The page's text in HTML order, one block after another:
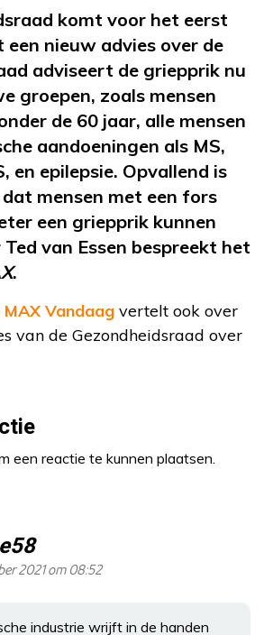
komt voor het eerst
een nieuw advies over de
adviseert de griepprik nu
groepen, zoals mensen
de 60 jaar, alle mensen
aandoeningen als MS,
en epilepsie. Opvallend is
mensen met een fors
een griepprik kunnen
van Essen bespreekt het
.
Vandaag vertelt ook over
van de Gezondheidsraad over
een reactie te kunnen plaatsen.
2021 om 08:52
industrie wrijft in de handen